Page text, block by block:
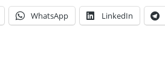
WhatsApp LinkedIn